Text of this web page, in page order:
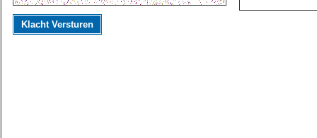
Klacht Versturen